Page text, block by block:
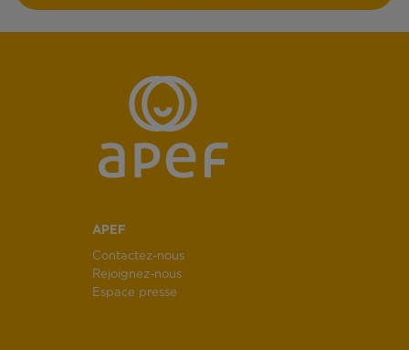
APEF
Contactez-nous
Rejoignez-nous
Espace presse